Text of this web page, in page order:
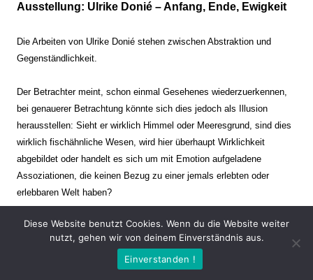
Ausstellung: Ulrike Donié – Anfang, Ende, Ewigkeit
Die Arbeiten von Ulrike Donié stehen zwischen Abstraktion und
Gegenständlichkeit.
Der Betrachter meint, schon einmal Gesehenes wiederzuerkennen,
bei genauerer Betrachtung könnte sich dies jedoch als Illusion
herausstellen: Sieht er wirklich Himmel oder Meeresgrund, sind dies
wirklich fischähnliche Wesen, wird hier überhaupt Wirklichkeit
abgebildet oder handelt es sich um mit Emotion aufgeladene
Assoziationen, die keinen Bezug zu einer jemals erlebten oder
erlebbaren Welt haben?
Verharren und Dynamik stehen sich dabei gegenüber. Zeit steht still
oder verrinnt im Nu. Es soll dabei eine Spannung, auch farblich, bis
zur Schmerzgrenze erzeugt werden. Die Arbeiten stellen ambivalente
Diese Website benutzt Cookies. Wenn du die Website weiter
nutzt, gehen wir von deinem Einverständnis aus.
Einverstanden !